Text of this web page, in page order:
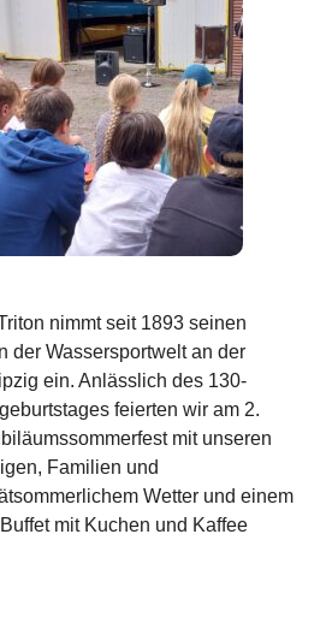
nimmt seit 1893 seinen
der Wassersportwelt an der
ein. Anlässlich des 130-
feierten wir am 2.
mit unseren
Familien und
Wetter und einem
mit Kuchen und Kaffee